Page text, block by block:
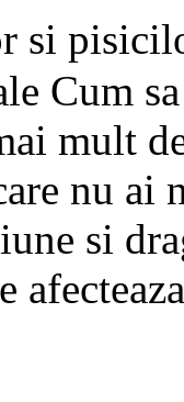
si
Cum
mult
nu ai
si